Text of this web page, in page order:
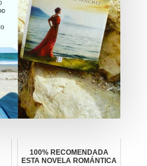
100% RECOMENDADA
ESTA NOVELA ROMÁNTICA